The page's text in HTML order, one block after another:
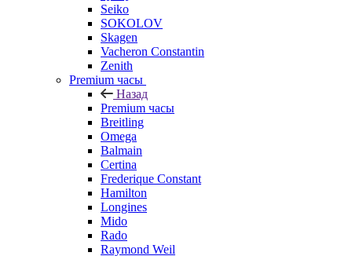
Seiko
SOKOLOV
Skagen
Vacheron Constantin
Zenith
Premium часы
Назад
Premium часы
Breitling
Omega
Balmain
Certina
Frederique Constant
Hamilton
Longines
Mido
Rado
Raymond Weil